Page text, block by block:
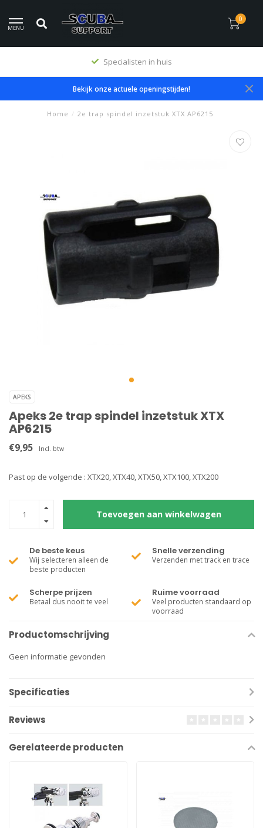
MENU
0
Specialisten in huis
Bekijk onze actuele openingstijden!
Home / 2e trap spindel inzetstuk XTX AP6215
APEKS
Apeks 2e trap spindel inzetstuk XTX
AP6215
€9,95 Incl. btw
Past op de volgende : XTX20, XTX40, XTX50, XTX100, XTX200
Toevoegen aan winkelwagen
De beste keus
Wij selecteren alleen de
beste producten
Snelle verzending
Verzenden met track en trace
Scherpe prijzen
Betaal dus nooit te veel
Ruime voorraad
Veel producten standaard op
voorraad
Productomschrijving
Geen informatie gevonden
Specificaties
Reviews
Gerelateerde producten